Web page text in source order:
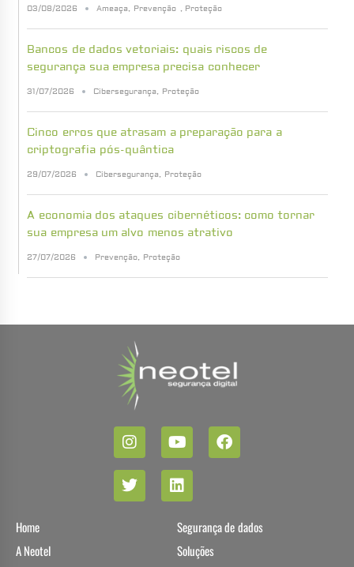
03/08/2026 Ameaça, Prevenção , Proteção
Bancos de dados vetoriais: quais riscos de
segurança sua empresa precisa conhecer
31/07/2026 Cibersegurança, Proteção
Cinco erros que atrasam a preparação para a
criptografia pós-quântica
29/07/2026 Cibersegurança, Proteção
A economia dos ataques cibernéticos: como tornar
sua empresa um alvo menos atrativo
27/07/2026 Prevenção, Proteção
Home
A Neotel
Segurança de dados
Soluções